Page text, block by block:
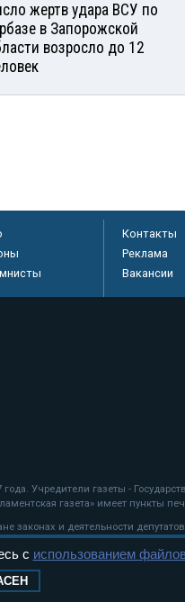
жертв удара ВСУ по
в Запорожской
возросло до 12
Контакты
Реклама
Вакансии
Учредители газеты -
газета» имеет пункты
и деятельности
с использованием